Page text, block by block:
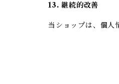
13. 継続的改善
当ショップは、個人